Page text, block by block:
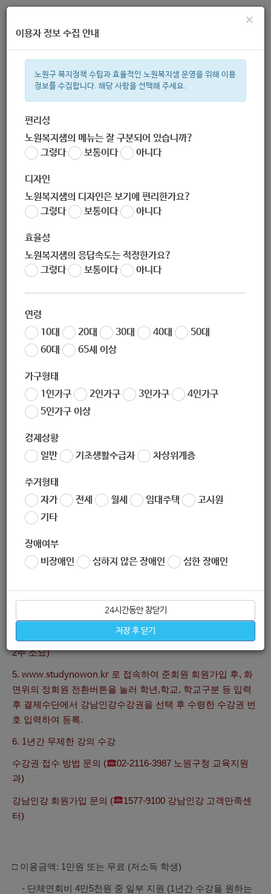
주간 인기검색어
한눈으로 보는 복지 정보
×
이용자 정보 수집 안내
노원구 복지정책 수립과 효율적인 노원복지샘 운영을 위해 이용
정보를 수집합니다. 해당 사항을 선택해 주세요.
편리성
노원복지샘의 메뉴는 잘 구분되어 있습니까?
그렇다
보통이다 아니다
디자인
노원복지샘의 디자인은 보기에 편리한가요?
그렇다
보통이다 아니다
효율성
노원복지샘의 응답속도는 적정한가요?
그렇다
보통이다 아니다
연령
10대
20대 30대 40대
50대
60대
65세 이상
가구형태
1인가구
2인가구 3인가구
4인가구
5인가구 이상
경제상황
일반
기초생활수급자 차상위계층
주거형태
자가
전세 월세 임대주택
고시원
기타
장애여부
비장애인
심하지 않은 장애인 심한 장애인
24시간동안 창닫기
저장 후 닫기
[교육지원과] 노원구 인터넷 수능방송 지원(중고생 사이버스쿨)
노원 복지샘
작성일 2020-02-21 11:02
노원구에서 사교육비로 인한 학부모들의 경제적 부담을덜어
주고 관내 중·고등 학교 학생들의 학력 신장을 위해 강남구
와 협약을 맺 고 수능방송 사이트를 구축하여노원구 인터넷 수
능방송』서비스 를 제공하고있으니 구민 여러분의 많은 이용
바랍니다.
□ 개통일자 : 2020. 3. 1.
□ 이용대상 : 중․고등학생 (720명)
※관내거주 중․고등학생 및 노원구 소재 중․고등학교 재학생
□ 모집기간 : 2020. 2.24. 09:00~
1. 노원구청 홈페이지 가입
2. 노원구청 홈페이지 인터넷 모집에서 2020년도 중·고등 사이
버 스쿨 신청서 작성
005609노원구청 교육지원과)
※입금 시 접수 번호 이름 예. 25 김노원
4. 입금확인 후 입력된 휴대폰 번호로 수강권 수령 (신청 후 약
2주 소요)
5. www.studynowon.kr 로 접속하여 준회원 회원가입 후, 화
면위의 정회원 전환버튼을 눌러 학년,학교, 학교구분 등 입력
후 결제수단에서 강남인강수강권을 선택 후 수령한 수강권 번
호 입력하여 등록.
6. 1년간 무제한 강의 수강
수강권 접수 방법 문의 (
02-2116-3987 노원구청 교육지원
과)
강남인강 회원가입 문의 (
1577-9100 강남인강 고객만족센
터)
□ 이용금액: 1만원 또는 무료 (저소득 학생)
- 단체연회비 4만5천원 중 일부 지원 (1년간 수강을 원하는